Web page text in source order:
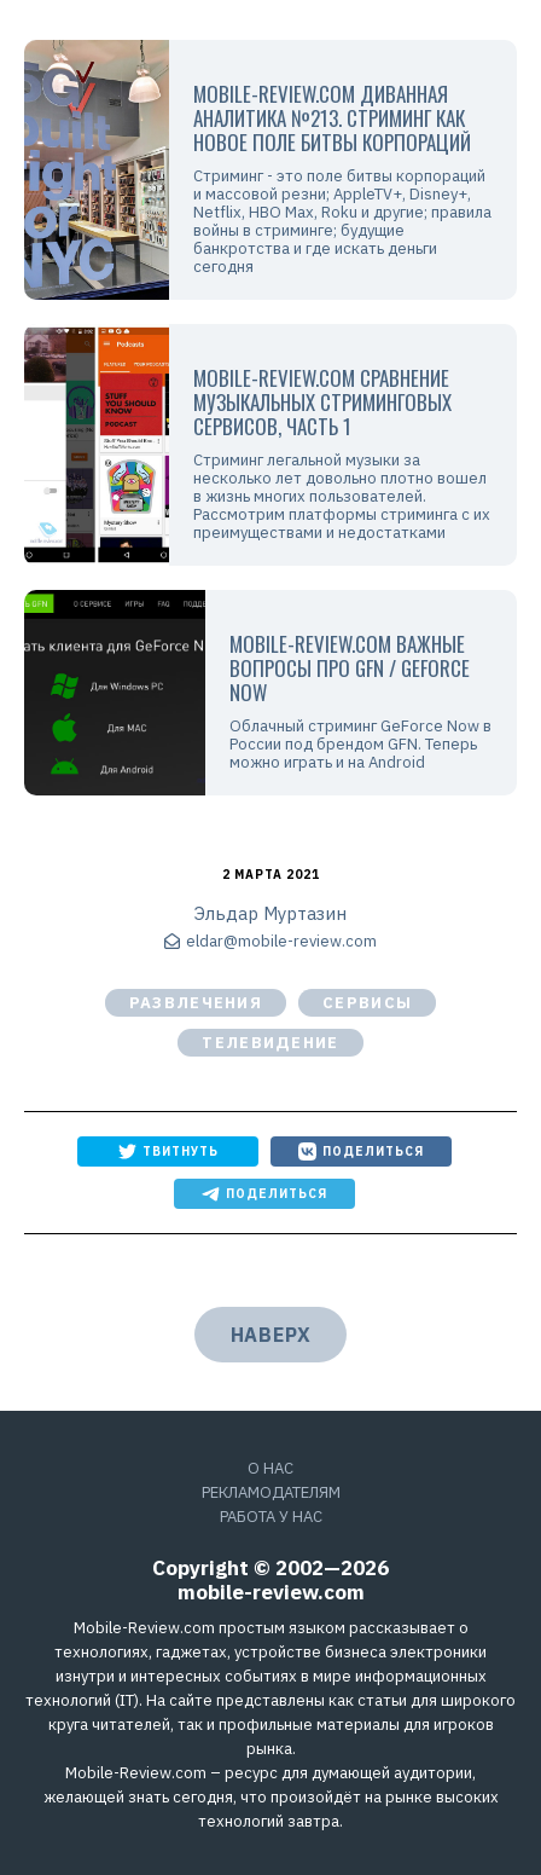
MOBILE-REVIEW.COM ДИВАННАЯ
АНАЛИТИКА №213. СТРИМИНГ КАК
НОВОЕ ПОЛЕ БИТВЫ КОРПОРАЦИЙ
Стриминг - это поле битвы корпораций
и массовой резни; AppleTV+, Disney+,
Netflix, HBO Max, Roku и другие; правила
войны в стриминге; будущие
банкротства и где искать деньги
сегодня
MOBILE-REVIEW.COM СРАВНЕНИЕ
МУЗЫКАЛЬНЫХ СТРИМИНГОВЫХ
СЕРВИСОВ, ЧАСТЬ 1
Стриминг легальной музыки за
несколько лет довольно плотно вошел
в жизнь многих пользователей.
Рассмотрим платформы стриминга с их
преимуществами и недостатками
MOBILE-REVIEW.COM ВАЖНЫЕ
ВОПРОСЫ ПРО GFN / GEFORCE
NOW
Облачный стриминг GeForce Now в
России под брендом GFN. Теперь
можно играть и на Android
2 МАРТА 2021
Эльдар Муртазин
eldar@mobile-review.com
РАЗВЛЕЧЕНИЯ
СЕРВИСЫ
ТЕЛЕВИДЕНИЕ
ТВИТНУТЬ ПОДЕЛИТЬСЯ
ПОДЕЛИТЬСЯ
НАВЕРХ
О НАС
РЕКЛАМОДАТЕЛЯМ
РАБОТА У НАС
Copyright © 2002—2026
mobile-review.com
Mobile-Review.com простым языком рассказывает о
технологиях, гаджетах, устройстве бизнеса электроники
изнутри и интересных событиях в мире информационных
технологий (IT). На сайте представлены как статьи для широкого
круга читателей, так и профильные материалы для игроков
рынка.
Mobile-Review.com – ресурс для думающей аудитории,
желающей знать сегодня, что произойдёт на рынке высоких
технологий завтра.